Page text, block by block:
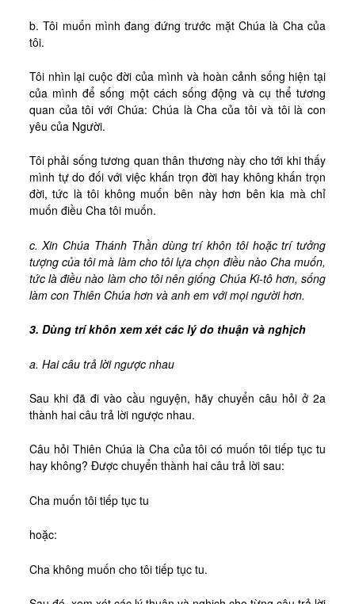
b. Tôi muốn mình đang đứng trước mặt Chúa là Cha của
tôi.
Tôi nhìn lại cuộc đời của mình và hoàn cảnh sống hiện tại
của mình để sống một cách sống động và cụ thể tương
quan của tôi với Chúa: Chúa là Cha của tôi và tôi là con
yêu của Người.
Tôi phải sống tương quan thân thương này cho tới khi thấy
mình tự do đối với việc khấn trọn đời hay không khấn trọn
đời, tức là tôi không muốn bên này hơn bên kia mà chỉ
muốn điều Cha tôi muốn.
c. Xin Chúa Thánh Thần dùng trí khôn tôi hoặc trí tưởng
tượng của tôi mà làm cho tôi lựa chọn điều nào Cha muốn,
tức là điều nào làm cho tôi nên giống Chúa Ki-tô hơn, sống
làm con Thiên Chúa hơn và anh em với mọi người hơn.
3. Dùng trí khôn xem xét các lý do thuận và nghịch
a. Hai câu trả lời ngược nhau
Sau khi đã đi vào cầu nguyện, hãy chuyển câu hỏi ở 2a
thành hai câu trả lời ngược nhau.
Câu hỏi Thiên Chúa là Cha của tôi có muốn tôi tiếp tục tu
hay không? Được chuyển thành hai câu trả lời sau:
Cha muốn tôi tiếp tục tu
hoặc:
Cha không muốn cho tôi tiếp tục tu.